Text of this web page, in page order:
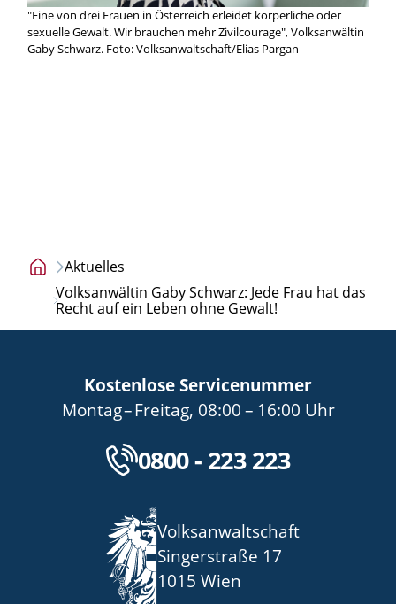
"Eine von drei Frauen in Österreich erleidet körperliche oder
sexuelle Gewalt. Wir brauchen mehr Zivilcourage", Volksanwältin
Gaby Schwarz. Foto: Volksanwaltschaft/Elias Pargan
Startseite
Aktuelles
Volksanwältin Gaby Schwarz: Jede Frau hat das
Recht auf ein Leben ohne Gewalt!
Kostenlose Servicenummer
Montagbis
–Freitag, von
08:00– bis
16:00 Uhr
Kostenlose
0800 - 223 223
Volksanwaltschaft
Singerstraße 17
1015 Wien